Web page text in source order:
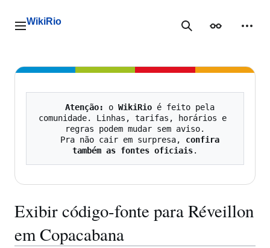
Menu principal
WikiRio
PesquisaAparência
Atenção: o WikiRio é feito pela
comunidade. Linhas, tarifas, horários e
regras podem mudar sem aviso.
   Pra não cair em surpresa,
confira
também as fontes oficiais
Exibir código-fonte para Réveillon
em Copacabana